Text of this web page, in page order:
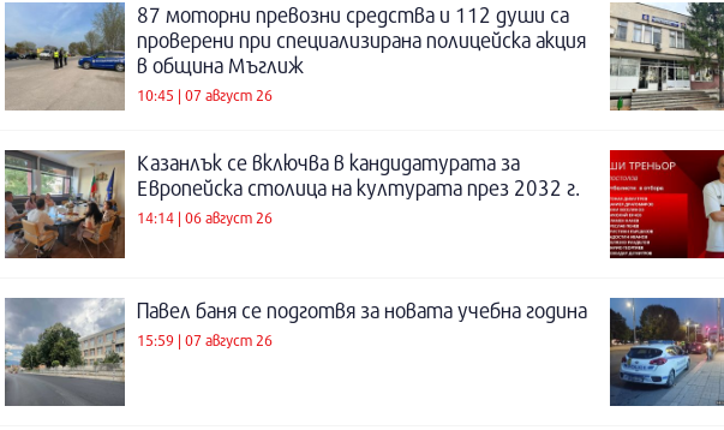
87 моторни превозни средства и 112 души са
проверени при специализирана полицейска акция
в община Мъглиж
10:45 | 07 август 26
Казанлък се включва в кандидатурата за
Европейска столица на културата през 2032 г.
14:14 | 06 август 26
Павел баня се подготвя за новата учебна година
15:59 | 07 август 26